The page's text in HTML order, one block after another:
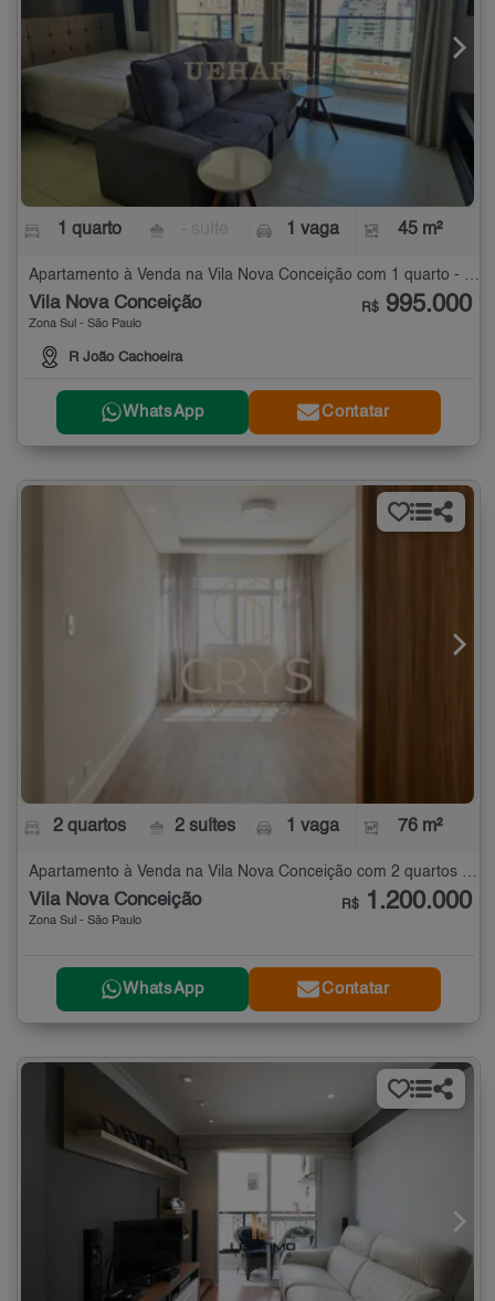
1 quarto 1 vaga 45 m²
Apartamento à Venda na Vila Nova Conceição com 1 quarto - 45 m²
Vila Nova Conceição
Zona Sul - São Paulo
R João Cachoeira
R$ 995.000
WhatsApp Contatar
2 quartos 2 suítes 1 vaga 76 m²
Vila Nova Conceição
Zona Sul - São Paulo
R$ 1.200.000
WhatsApp Contatar